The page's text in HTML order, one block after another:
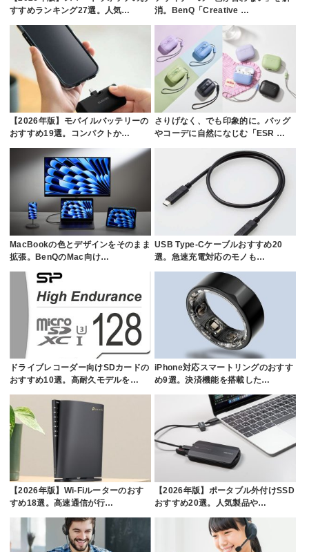
すすめランキング27選。人気…
消。BenQ「Creative …
【2026年版】モバイルバッテリーの
おすすめ19選。コンパクトか…
さりげなく、でも印象的に。バッグ
やコーデに自然になじむ「ESR …
MacBookの色とデザインをそのまま
拡張。BenQのMac向け…
USB Type-Cケーブルおすすめ20
選。急速充電対応のモノも…
ドライブレコーダー向けSDカードの
おすすめ10選。高耐久モデルを…
iPhone対応スマートリングのおすす
め9選。決済機能を搭載した…
【2026年版】Wi-Fiルーターのおす
すめ18選。高速通信が行…
【2026年版】ポータブル外付けSSD
おすすめ20選。人気製品や…